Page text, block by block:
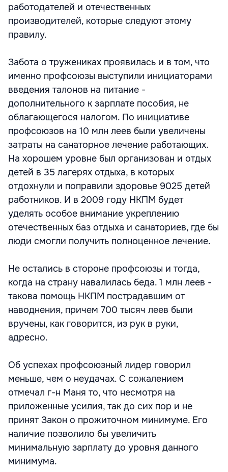
работодателей и отечественных
производителей, которые следуют этому
правилу.
Забота о тружениках проявилась и в том, что
именно профсоюзы выступили инициаторами
введения талонов на питание -
дополнительного к зарплате пособия, не
облагающегося налогом. По инициативе
профсоюзов на 10 млн леев были увеличены
затраты на санаторное лечение работающих.
На хорошем уровне был организован и отдых
детей в 35 лагерях отдыха, в которых
отдохнули и поправили здоровье 9025 детей
работников. И в 2009 году НКПМ будет
уделять особое внимание укреплению
отечественных баз отдыха и санаториев, где бы
люди смогли получить полноценное лечение.
Не остались в стороне профсоюзы и тогда,
когда на страну навалилась беда. 1 млн леев -
такова помощь НКПМ пострадавшим от
наводнения, причем 700 тысяч леев были
вручены, как говорится, из рук в руки,
адресно.
Об успехах профсоюзный лидер говорил
меньше, чем о неудачах. С сожалением
отмечал г-н Маня то, что несмотря на
приложенные усилия, так до сих пор и не
принят Закон о прожиточном минимуме. Его
наличие позволило бы увеличить
минимальную зарплату до уровня данного
минимума.